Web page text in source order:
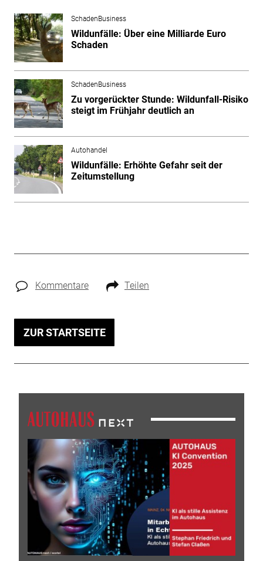
SchadenBusiness
Wildunfälle: Über eine Milliarde Euro
Schaden
SchadenBusiness
Zu vorgerückter Stunde: Wildunfall-Risiko
steigt im Frühjahr deutlich an
Autohandel
Wildunfälle: Erhöhte Gefahr seit der
Zeitumstellung
Kommentare Teilen
ZUR STARTSEITE